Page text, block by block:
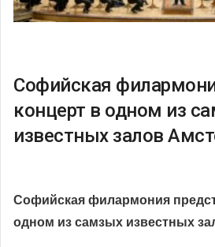
Софийская
концерт в одном из
известных залов
Софийская филармония
одном из самзых известных